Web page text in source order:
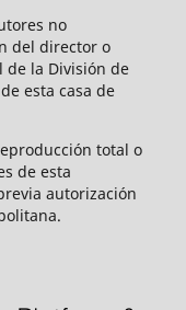
no
del director o
la División de
esta casa de
total o
de esta
autorización